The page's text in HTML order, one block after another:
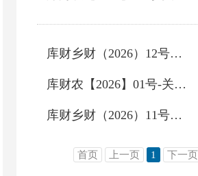
库财乡财（2026）12号关于提前下达2026年自治区财政衔接推进乡村振兴补助资金预算的通知（巴财农（2025）53...
库财农【2026】01号-关于下达脱贫攻坚与乡村振兴有效衔接资金的通知（农业农村局342万元）
库财乡财（2026）11号关于提前下达2026年中央财政衔接推进乡村振兴补助资金预算的通知（巴财农（2025）46号...
首页 上一页 1 下一页